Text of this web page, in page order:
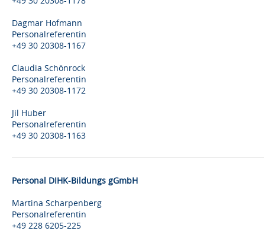
Dagmar Hofmann
Personalreferentin
+49 30 20308-1167
Claudia Schönrock
Personalreferentin
+49 30 20308-1172
Jil Huber
Personalreferentin
+49 30 20308-1163
Personal DIHK-Bildungs gGmbH
Martina Scharpenberg
Personalreferentin
+49 228 6205-225